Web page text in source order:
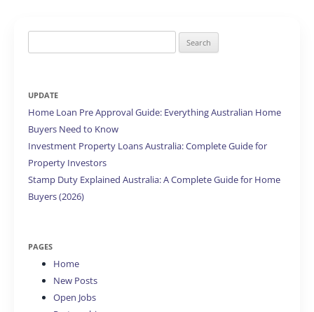
for:
UPDATE
Home Loan Pre Approval Guide: Everything Australian Home
Buyers Need to Know
Investment Property Loans Australia: Complete Guide for
Property Investors
Stamp Duty Explained Australia: A Complete Guide for Home
Buyers (2026)
PAGES
Home
New Posts
Open Jobs